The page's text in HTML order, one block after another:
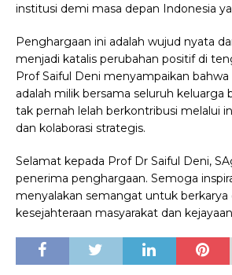
institusi demi masa depan Indonesia
Penghargaan ini adalah wujud nyata
menjadi katalis perubahan positif di
Prof Saiful Deni menyampaikan bahwa
adalah milik bersama seluruh keluarga
tak pernah lelah berkontribusi melalui
dan kolaborasi strategis.
Selamat kepada Prof Dr Saiful Deni,
penerima penghargaan. Semoga
menyalakan semangat untuk berkarya
kesejahteraan masyarakat dan